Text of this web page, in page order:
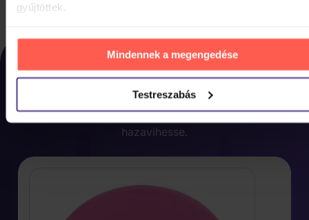
gyűjtöttek.
Mindennek a megengedése
Testreszabás
LEGUTÓBB
MEGTEKINTETT
Végül másabb mellett döntött? Itt találja, amit
legutóbb nálunk megtekintett, hogy minél hamarabb
hazavihesse.